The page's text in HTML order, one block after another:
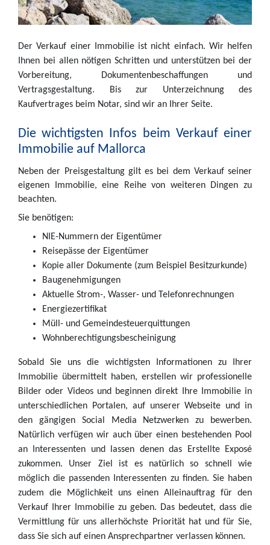
Der Verkauf einer Immobilie ist nicht einfach. Wir helfen
Ihnen bei allen nötigen Schritten und unterstützen bei der
Vorbereitung, Dokumentenbeschaffungen und
Vertragsgestaltung. Bis zur Unterzeichnung des
Kaufvertrages beim Notar, sind wir an Ihrer Seite.
Die wichtigsten Infos beim Verkauf einer
Immobilie auf Mallorca
Neben der Preisgestaltung gilt es bei dem Verkauf seiner
eigenen Immobilie, eine Reihe von weiteren Dingen zu
beachten.
Sie benötigen:
NIE-Nummern der Eigentümer
Reisepässe der Eigentümer
Kopie aller Dokumente (zum Beispiel Besitzurkunde)
Baugenehmigungen
Aktuelle Strom-, Wasser- und Telefonrechnungen
Energiezertifikat
Müll- und Gemeindesteuerquittungen
Wohnberechtigungsbescheinigung
Sobald Sie uns die wichtigsten Informationen zu Ihrer
Immobilie übermittelt haben, erstellen wir professionelle
Bilder oder Videos und beginnen direkt Ihre Immobilie in
unterschiedlichen Portalen, auf unserer Webseite und in
den gängigen Social Media Netzwerken zu bewerben.
Natürlich verfügen wir auch über einen bestehenden Pool
an Interessenten und lassen denen das Erstellte Exposé
zukommen. Unser Ziel ist es natürlich so schnell wie
möglich die passenden Interessenten zu finden. Sie haben
zudem die Möglichkeit uns einen Alleinauftrag für den
Verkauf Ihrer Immobilie zu geben. Das bedeutet, dass die
Vermittlung für uns allerhöchste Priorität hat und für Sie,
dass Sie sich auf einen Ansprechpartner verlassen können.